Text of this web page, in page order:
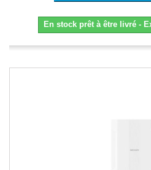
En stock prêt à être livré -